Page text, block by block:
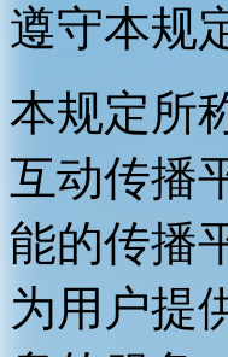
遵守本规
本规定所
互动传播
能的传播
为用户提